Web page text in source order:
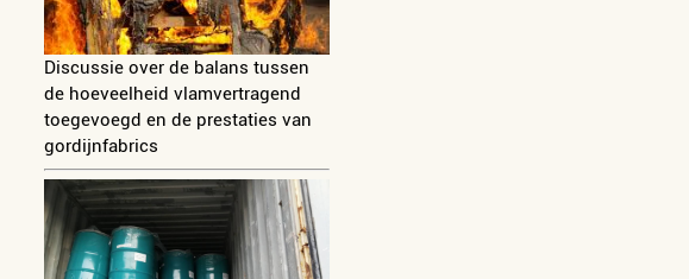
Discussie over de balans tussen
de hoeveelheid vlamvertragend
toegevoegd en de prestaties van
gordijnfabrics